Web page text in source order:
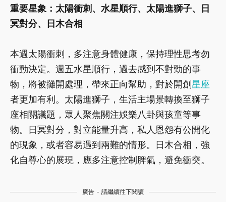
重要星象：太陽衝刺、水星順行、太陽進獅子、日
冥對分、日木合相
本週太陽衝刺，多注意身體健康，保持理性思考勿
衝動決定。週五水星順行，過去感到不對勁的事
物，將被攤開處理，帶來正向幫助，對於開創星座
者更加有利。太陽進獅子，生活主場景轉換至獅子
座相關議題，眾人聚焦關注娛樂八卦與孩童等事
物。日冥對分，對立能量升高，私人恩怨有公開化
的現象，或者容易遇到兩難的情形。日木合相，強
化自尊心的展現，應多注意控制脾氣，避免衝突。
廣告 - 請繼續往下閱讀